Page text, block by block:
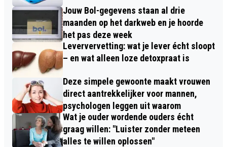
Jouw Bol-gegevens staan al drie
maanden op het darkweb en je hoorde
het pas deze week
Leververvetting: wat je lever écht sloopt
– en wat alleen loze detoxpraat is
Deze simpele gewoonte maakt vrouwen
direct aantrekkelijker voor mannen,
psychologen leggen uit waarom
Wat je ouder wordende ouders écht
graag willen: "Luister zonder meteen
alles te willen oplossen"